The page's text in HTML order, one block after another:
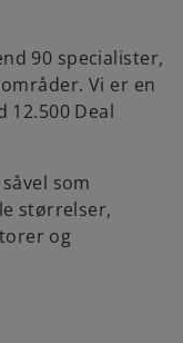
90 specialister,
Vi er en
12.500 Deal
som
størrelser,
og